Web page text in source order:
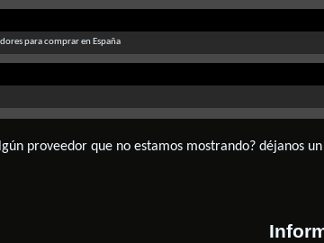
para comprar en España
proveedor que no estamos mostrando? déjanos